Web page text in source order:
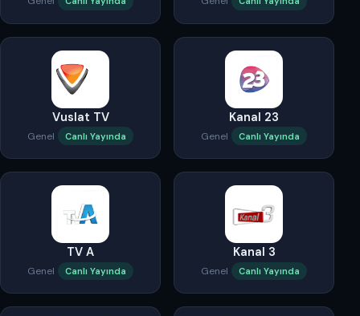
Vuslat TV
Genel Canlı Yayında
Kanal 23
Genel Canlı Yayında
TV A
Genel Canlı Yayında
Kanal 3
Genel Canlı Yayında